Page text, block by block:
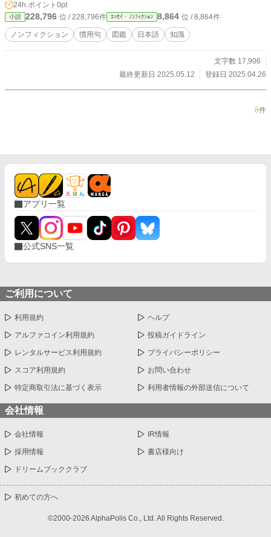
図鑑を読むことで、言葉に込められた機微や日本語の奥深さ
に触れていただけたら幸いです。 ことばの世界の旅へ、いざ
出発。
24h.ポイント 0pt
小説 228,796 位 / 228,796件 ｴｯｾｲ・ﾉﾝﾌｨｸｼｮﾝ 8,864 位 / 8,864件
ノンフィクション 慣用句 図鑑 日本語 知識
文字数 17,906
最終更新日 2025.05.12
登録日 2025.04.26
8件
アプリ一覧
公式SNS一覧
ご利用について
利用規約 ヘルプ
アルファコイン利用規約 投稿ガイドライン
レンタルサービス利用規約 プライバシーポリシー
スコア利用規約 お問い合わせ
特定商取引法に基づく表示 利用者情報の外部送信について
会社情報
会社情報 IR情報
採用情報 書店様向け
ドリームブッククラブ
初めての方へ
©2000-2026 AlphaPolis Co., Ltd. All Rights Reserved.